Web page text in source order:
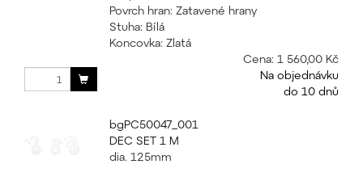
Povrch hran: Zatavené hrany
Stuha: Bílá
Koncovka: Zlatá
Cena: 1 560,00 Kč
Na objednávku
do 10 dnů
bgPC50047_001
DEC SET 1 M
dia. 125mm